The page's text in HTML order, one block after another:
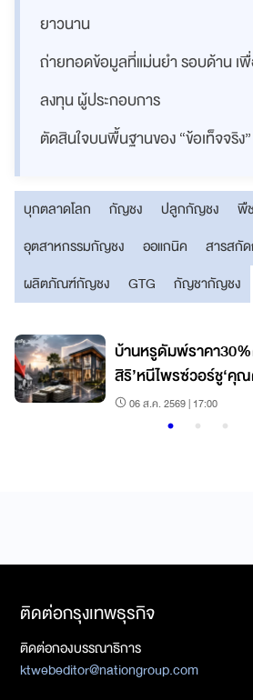
ยาวนาน
ถ่ายทอดข้อมูลที่แม่นยำ รอบด้าน เ
ลงทุน ผู้ประกอบการ
ตัดสินใจบนพื้นฐานของ “ข้อเท็จจริง”
บุกตลาดโลก กัญชง ปลูกกัญชง
พื
อุตสาหกรรมกัญชง
ออแกนิค
สารสกั
ผลิตภัณฑ์กัญชง
GTG กัญชากัญชง
บ้านหรูดัมพ์ราคา
สิริ’หนีไพรซ์วอร์ชู‘คุ
06 ส.ค. 2569 | 17:00
ติดต่อกรุงเทพธุรกิจ
ติดต่อกองบรรณาธิการ
ktwebeditor@nationgroup.com